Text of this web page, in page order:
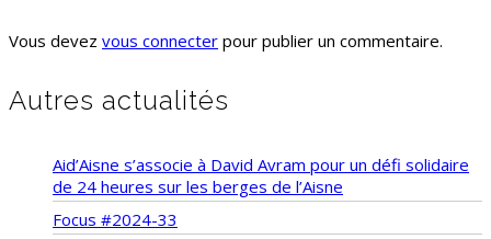
Vous devez vous connecter pour publier un commentaire.
Autres actualités
Aid’Aisne s’associe à David Avram pour un défi solidaire
de 24 heures sur les berges de l’Aisne
Focus #2024-33